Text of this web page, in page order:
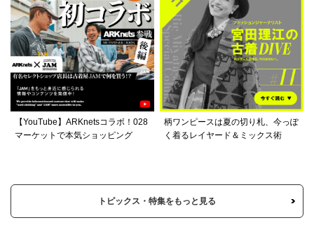
【YouTube】ARKnetsコラボ！028
マーケットで本気ショッピング
柄ワンピースは夏の切り札、今っぽ
く着るレイヤード＆ミックス術
トピックス・特集をもっと見る